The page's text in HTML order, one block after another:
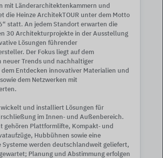
mit Länderarchitektenkammern und
die Heinze ArchitekTOUR unter dem Motto
statt. An jedem Standort erwarten die
30 Architekturprojekte in der Ausstellung
Lösungen führender
Der Fokus liegt auf dem
neuer Trends und nachhaltiger
dem Entdecken innovativer Materialien und
dem Netzwerken mit
und installiert Lösungen für
im Innen‑ und Außenbereich.
gehören Plattformlifte, Kompakt‑ und
Hubbühnen sowie eine
Systeme werden deutschlandweit geliefert,
Planung und Abstimmung erfolgen